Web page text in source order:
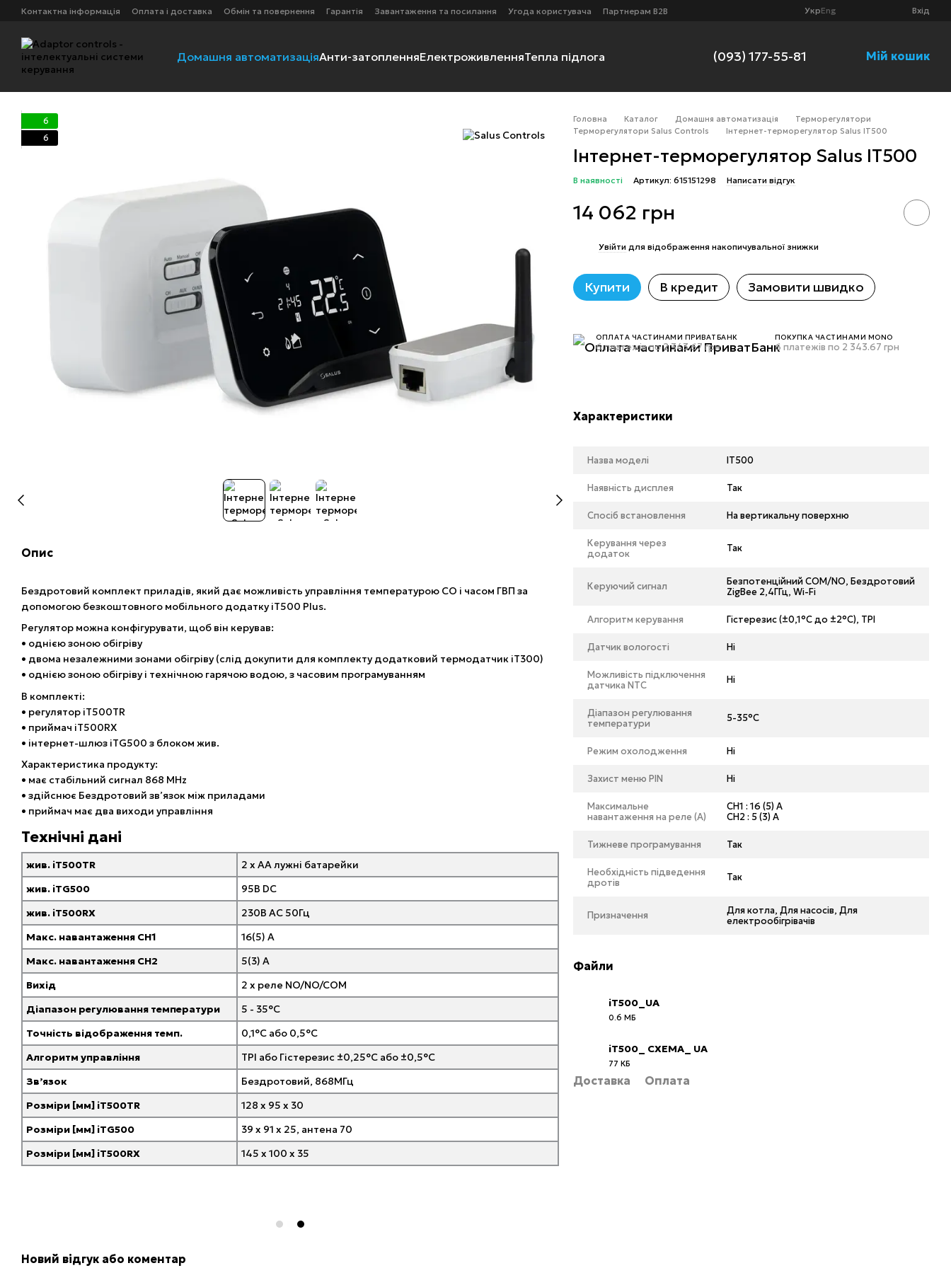
Перейти до основного контенту
Контактна інформація Оплата і доставка Обмін та повернення Гарантія Завантаження та посилання Угода користувача Партнерам B2B УкрEng Вхід
Домашня автоматизаціяАнти-затопленняЕлектроживленняТепла підлога (093) 177-55-81 Мій кошик
6
6
Опис
Бездротовий комплект приладів, який дає можливість управління температурою CO i часом ГВП за
допомогою безкоштовного мобільного додатку iT500 Plus.
Регулятор можна конфігурувати, щоб він керував:
• однією зоною обігріву
• двома незалежними зонами обігріву (слід докупити для комплекту додатковий термодатчик iT300)
• однією зоною обігріву і технічною гарячою водою, з часовим програмуванням
В комплекті:
• регулятор iT500TR
• приймач iT500RX
• інтернет-шлюз iTG500 з блоком жив.
Характеристика продукту:
• має стабільний сигнал 868 MHz
• здійснює Бездротовий зв’язок між приладами
• приймач має два виходи управління
Технічні дані
жив. iT500TR
2 x AA лужні батарейки
жив. iTG500
95В DC
жив. iT500RX
230В AC 50Гц
Макс. навантаження CH1
16(5) A
Макс. навантаження CH2
5(3) A
Вихід
2 x реле NO/NO/COM
Діапазон регулювання температури
5 - 35°C
Точність відображення темп.
0,1°C або 0,5°C
Алгоритм управління
TPI або Гістерезис ±0,25°C або ±0,5°C
Зв’язок
Бездротовий, 868МГц
Розміри [мм] iT500TR
128 x 95 x 30
Розміри [мм] iTG500
39 x 91 x 25, антена 70
Розміри [мм] iT500RX
145 x 100 x 35
Новий відгук або коментар
Головна Каталог Домашня автоматизація
Терморегулятори
Терморегулятори Salus Controls
Інтернет-терморегулятор Salus IT500
Інтернет-терморегулятор Salus IT500
В наявності Артикул: 615151298 Написати відгук
14 062 грн
Увійти для відображення накопичувальної знижки
Купити В кредит Замовити швидко
ОПЛАТА ЧАСТИНАМИ ПРИВАТБАНК
6 платежів по 2 343.67 грн
ПОКУПКА ЧАСТИНАМИ MONO
6 платежів по 2 343.67 грн
Характеристики
Назва моделі IT500
Наявність дисплея Так
Спосіб встановлення На вертикальну поверхню
Керування через
додаток
Так
Керуючий сигнал
Безпотенційний COM/NO, Бездротовий
ZigBee 2,4ГГц, Wi-Fi
Алгоритм керування Гістерезис (±0,1°C до ±2°C), TPI
Датчик вологості Ні
Можливість підключення
датчика NTC
Ні
Діапазон регулювання
температури
5-35°C
Режим охолодження Ні
Захист меню PIN Ні
Максимальне
навантаження на реле (А)
CH1 : 16 (5) A
CH2 : 5 (3) A
Тижневе програмування Так
Необхідність підведення
дротів
Так
Призначення
Для котла, Для насосів, Для
електрообігрівачів
Файли
iT500_UA
0.6 МБ
iT500_ СХЕМА_ UA
77 КБ
Доставка Оплата